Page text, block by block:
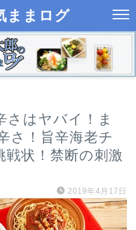
ままログ
さはヤバイ！ま
さ！旨辛海老チ
戦状！禁断の刺激
2019年4月17日